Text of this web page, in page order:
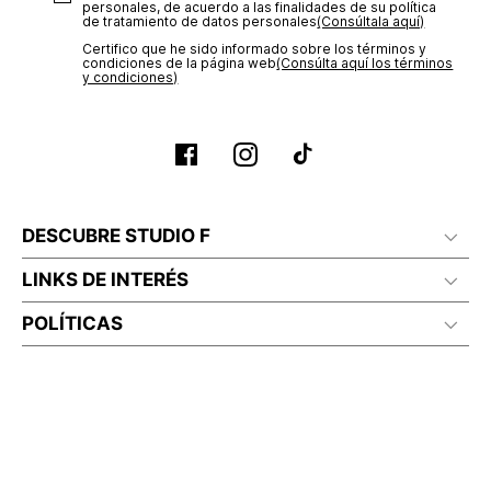
personales, de acuerdo a las finalidades de su política
de tratamiento de datos personales‎(Consúltala aquí)
Certifico que he sido informado sobre los términos y
condiciones de la página web‎(Consúlta aquí los términos
y condiciones)
DESCUBRE STUDIO F
LINKS DE INTERÉS
POLÍTICAS